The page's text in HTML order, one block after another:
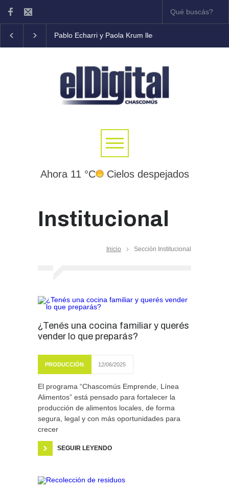
Pablo Echarri y Paola Krum llegan al Teatro Municipal
Ahora 11 °C Cielos despejados
Institucional
Inicio Sección Institucional
¿Tenés una cocina familiar y querés
vender lo que preparás?
PRODUCCIÓN 12/06/2025
El programa “Chascomús Emprende, Línea
Alimentos” está pensado para fortalecer la
producción de alimentos locales, de forma
segura, legal y con más oportunidades para
crecer
SEGUIR LEYENDO